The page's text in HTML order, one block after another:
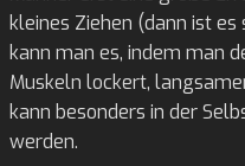
kleines Ziehen (dann ist
kann man es, indem man
Muskeln lockert,
kann besonders in der
werden.